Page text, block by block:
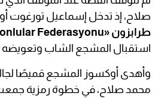
صلاح، إذ تدخل إسماعيل تورغوت
طرابزون «Trabzonlular Federasyonu»
استقبال المشجع الشاب وتعويضه
وأهدى أوكسوز المشجع قميصًا
محمد صلاح، في خطوة رمزية